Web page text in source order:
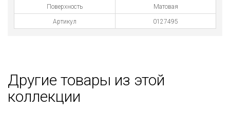
Поверхность Матовая
Артикул 0127495
Другие товары из этой
коллекции